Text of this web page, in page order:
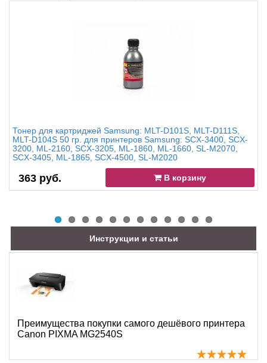
Тонер для картриджей Samsung: MLT-D101S, MLT-D111S,
MLT-D104S 50 гр. для принтеров Samsung: SCX-3400, SCX-
3200, ML-2160, SCX-3205, ML-1860, ML-1660, SL-M2070,
SCX-3405, ML-1865, SCX-4500, SL-M2020
363 руб. В корзину
Инструкции и статьи
Преимущества покупки самого дешёвого принтера
Canon PIXMA MG2540S